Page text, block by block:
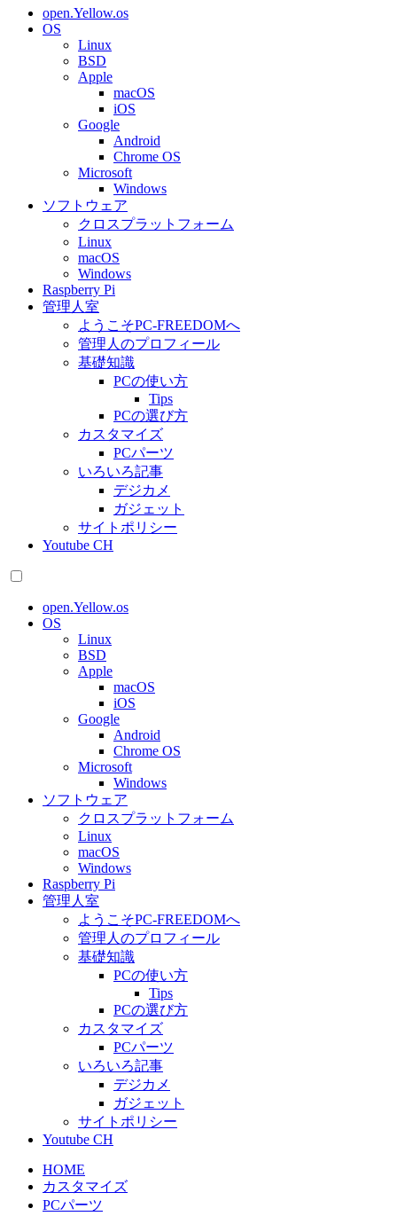
open.Yellow.os
OS
Linux
BSD
Apple
macOS
iOS
Google
Android
Chrome OS
Microsoft
Windows
ソフトウェア
クロスプラットフォーム
Linux
macOS
Windows
Raspberry Pi
管理人室
ようこそPC-FREEDOMへ
管理人のプロフィール
基礎知識
PCの使い方
Tips
PCの選び方
カスタマイズ
PCパーツ
いろいろ記事
デジカメ
ガジェット
サイトポリシー
Youtube CH
open.Yellow.os
OS
Linux
BSD
Apple
macOS
iOS
Google
Android
Chrome OS
Microsoft
Windows
ソフトウェア
クロスプラットフォーム
Linux
macOS
Windows
Raspberry Pi
管理人室
ようこそPC-FREEDOMへ
管理人のプロフィール
基礎知識
PCの使い方
Tips
PCの選び方
カスタマイズ
PCパーツ
いろいろ記事
デジカメ
ガジェット
サイトポリシー
Youtube CH
HOME
カスタマイズ
PCパーツ